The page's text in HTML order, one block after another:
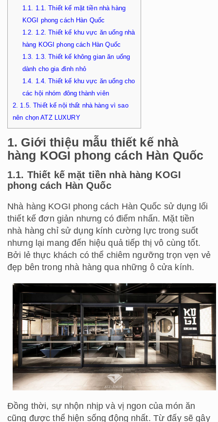
1.1.
1.1. Thiết kế mặt tiền nhà hàng
KOGI phong cách Hàn Quốc
1.2.
1.2. Thiết kế khu vực ăn uống nhà
hàng KOGI phong cách Hàn Quốc
1.3.
1.3. Thiết kế không gian ăn uống
dành cho gia đình nhỏ
1.4.
1.4. Thiết kế khu vực ăn uống cho
các hội nhóm đông thành viên
2. 1.5. Thiết kế nội thất nhà hàng vì sao
nên chọn ATZ LUXURY
1. Giới thiệu mẫu thiết kế nhà
hàng KOGI phong cách Hàn Quốc
1.1. Thiết kế mặt tiền nhà hàng KOGI
phong cách Hàn Quốc
Nhà hàng KOGI phong cách Hàn Quốc sử dụng lối
thiết kế đơn giản nhưng có điểm nhấn. Mặt tiền
nhà hàng chỉ sử dụng kính cường lực trong suốt
nhưng lại mang đến hiệu quả tiếp thị vô cùng tốt.
Bởi lẻ thực khách có thể chiêm ngưỡng trọn vẹn vẻ
đẹp bên trong nhà hàng qua những ô cửa kính.
Đồng thời, sự nhộn nhịp và vị ngon của món ăn
cũng được thể hiện sống động nhất. Từ đấy sẽ gây